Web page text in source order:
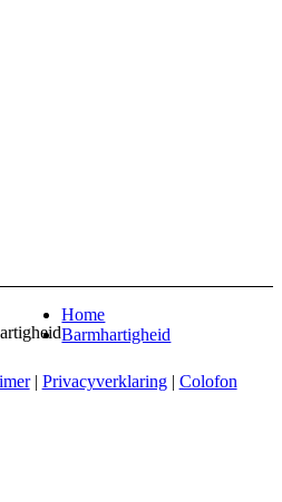
| Privacyverklaring| Colofon
Home
Barmhartigheid